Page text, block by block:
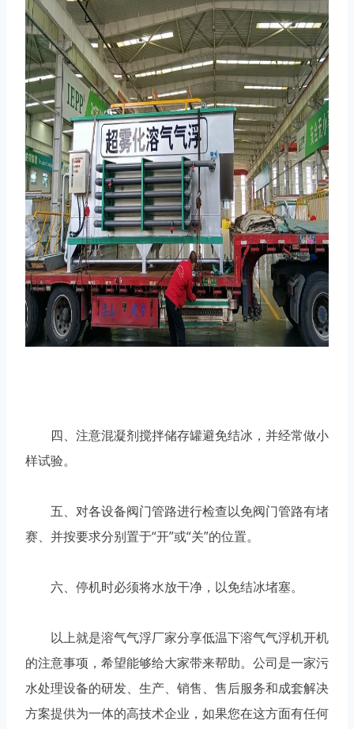
四、注意混凝剂搅拌储存罐避免结冰，并经常做小
样试验。
五、对各设备阀门管路进行检查以免阀门管路有堵
赛、并按要求分别置于“开”或“关”的位置。
六、停机时必须将水放干净，以免结冰堵塞。
以上就是溶气气浮厂家分享低温下溶气气浮机开机
的注意事项，希望能够给大家带来帮助。公司是一家污
水处理设备的研发、生产、销售、售后服务和成套解决
方案提供为一体的高技术企业，如果您在这方面有任何